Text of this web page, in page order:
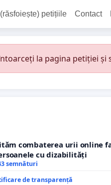
petițiile Contact
la pagina petiției și
combaterea urii online
cu dizabilități
semnături
de transparență